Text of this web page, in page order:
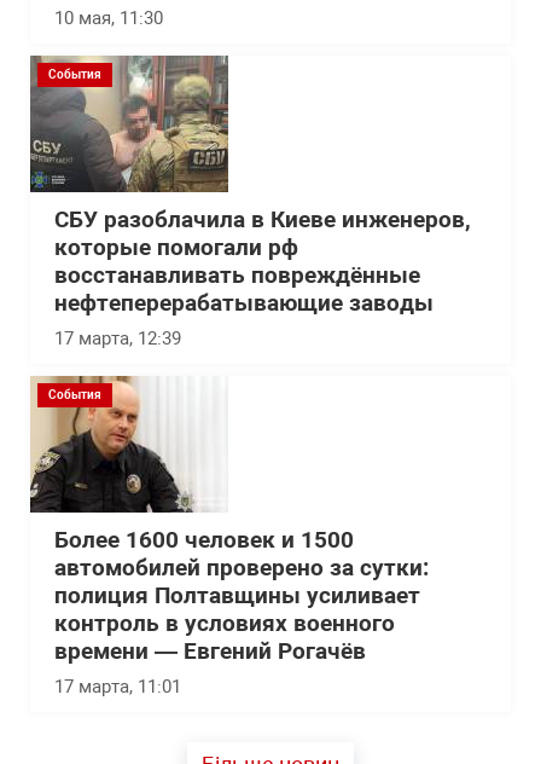
10 мая, 11:30
События
СБУ разоблачила в Киеве инженеров,
которые помогали рф
восстанавливать повреждённые
нефтеперерабатывающие заводы
17 марта, 12:39
События
Более 1600 человек и 1500
автомобилей проверено за сутки:
полиция Полтавщины усиливает
контроль в условиях военного
времени — Евгений Рогачёв
17 марта, 11:01